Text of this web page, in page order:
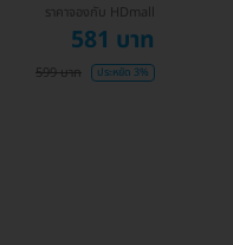
ราคาจองกับ HDmall
581 บาท
599 บาท ประหยัด 3%